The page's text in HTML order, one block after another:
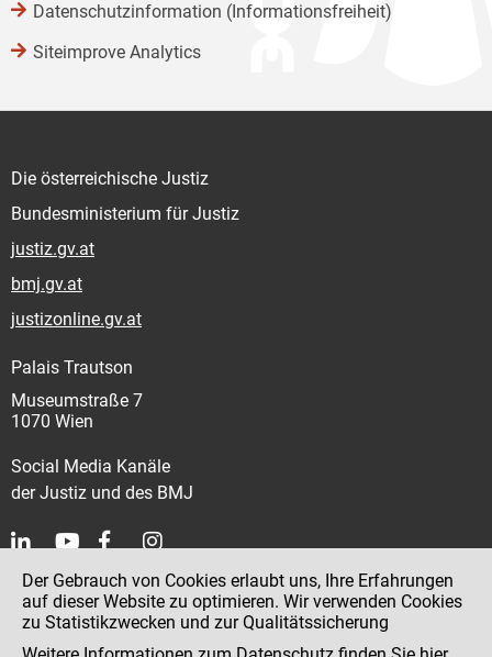
Datenschutzinformation (Informationsfreiheit)
Siteimprove Analytics
Die österreichische Justiz
Bundesministerium für Justiz
justiz.gv.at
bmj.gv.at
justizonline.gv.at
Palais Trautson
Museumstraße 7
1070 Wien
Social Media Kanäle
der Justiz und des BMJ
Kontakt
Impressum
Der Gebrauch von Cookies erlaubt uns, Ihre Erfahrungen
auf dieser Website zu optimieren. Wir verwenden Cookies
zu Statistikzwecken und zur Qualitätssicherung